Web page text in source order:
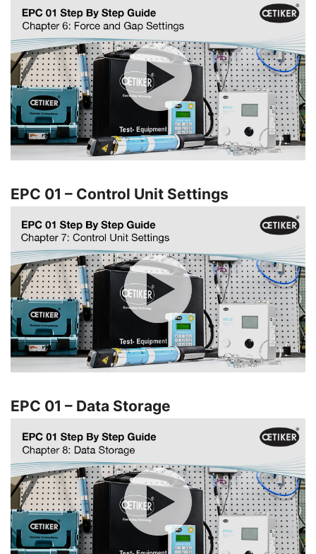
EPC 01 – Control Unit Settings
EPC 01 – Data Storage